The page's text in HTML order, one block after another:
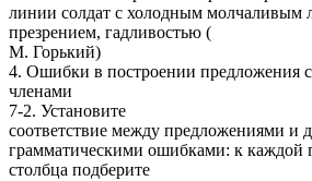
линии солдат с холодным молчаливым
презрением, гадливостью (
М. Горький)
4. Ошибки в построении предложения
членами
7-2. Установите
соответствие между предложениями
грамматическими ошибками: к каждой
столбца подберите